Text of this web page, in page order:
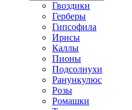
Гвоздики
Герберы
Гипсофила
Ирисы
Каллы
Пионы
Подсолнухи
Ранункулюс
Розы
Ромашки